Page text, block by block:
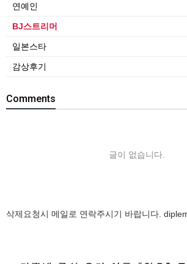
연예인
BJ스트리머
일본스타
감상후기
Comments
글이 없습니다.
삭제요청시 메일로 연락주시기 바랍니다.